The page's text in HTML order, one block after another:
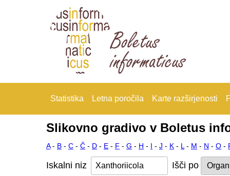
Statistika Letna poročila Karte razširjenosti
Slikovno gradivo v Boletus
A- B - C - Č - D - E - F - G - H - I - J - K - L - M - N - O -
Iskalni niz Išči po